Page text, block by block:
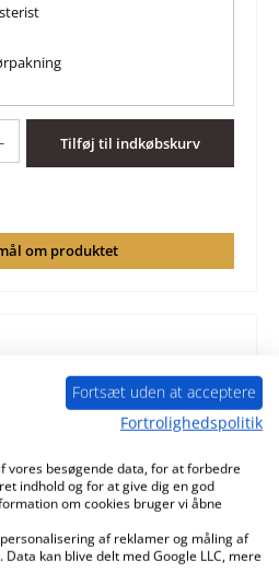
Tilføj til indkøbskurv
om produktet
Supra Tertio 64
glas nøgledata: pakningssnor,
Fortsæt uden at acceptere
Fortrolighedspolitik
vores besøgende data, for at forbedre
indhold og for at give dig en god
om cookies bruger vi åbne
af reklamer og måling af
kan blive delt med Google LLC, mere